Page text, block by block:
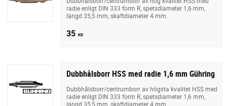
radie enligt DIN 333 form R, spetsdiameter 1,6 mm,
längd 35,5 mm, skaftdiameter 4 mm.
35 KR
Dubbhålsborr HSS med radie 1,6 mm Gühring
Dubbhålsborr/centrumborr av högsta kvalitet HSS med
radie enligt DIN 333 form R, spetsdiameter 1,6 mm,
längd 35,5 mm, skaftdiameter 4 mm.